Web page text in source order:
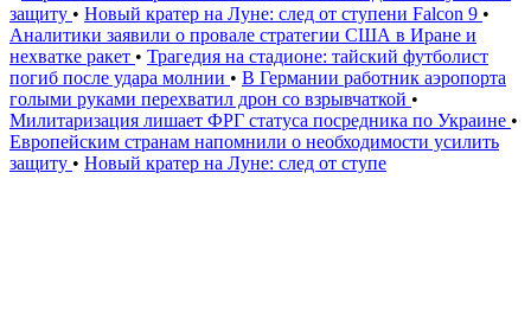
защиту • Новый кратер на Луне: след от ступени Falcon 9 •
Аналитики заявили о провале стратегии США в Иране и
нехватке ракет • Трагедия на стадионе: тайский футболист
погиб после удара молнии • В Германии работник аэропорта
голыми руками перехватил дрон со взрывчаткой •
Милитаризация лишает ФРГ статуса посредника по Украине •
Европейским странам напомнили о необходимости усилить
защиту • Новый кратер на Луне: след от ступе